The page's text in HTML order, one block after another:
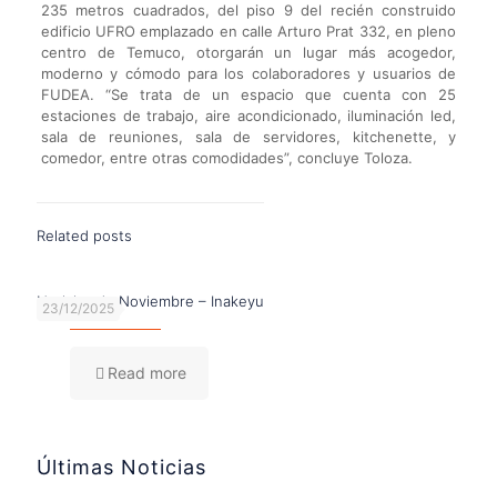
235 metros cuadrados, del piso 9 del recién construido
edificio UFRO emplazado en calle Arturo Prat 332, en pleno
centro de Temuco, otorgarán un lugar más acogedor,
moderno y cómodo para los colaboradores y usuarios de
FUDEA. “Se trata de un espacio que cuenta con 25
estaciones de trabajo, aire acondicionado, iluminación led,
sala de reuniones, sala de servidores, kitchenette, y
comedor, entre otras comodidades”, concluye Toloza.
Related posts
23/12/2025
Noticias de Noviembre – Inakeyu
Read more
Últimas Noticias